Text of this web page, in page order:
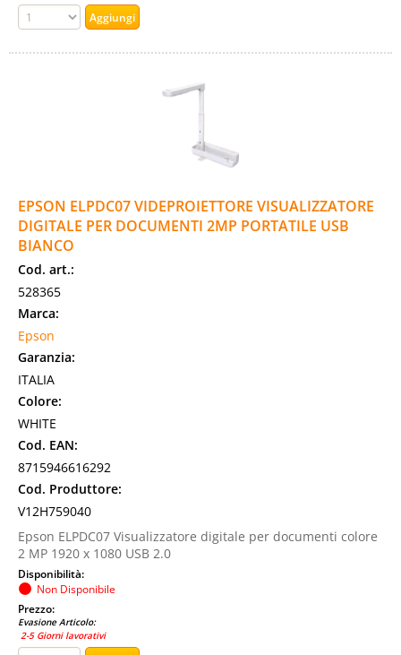
EPSON ELPDC07 VIDEPROIETTORE VISUALIZZATORE
DIGITALE PER DOCUMENTI 2MP PORTATILE USB
BIANCO
Cod. art.:
528365
Marca:
Epson
Garanzia:
ITALIA
Colore:
WHITE
Cod. EAN:
8715946616292
Cod. Produttore:
V12H759040
Epson ELPDC07 Visualizzatore digitale per documenti colore
2 MP 1920 x 1080 USB 2.0
Disponibilità:
Non Disponibile
Prezzo:
Evasione Articolo:
2-5 Giorni lavorativi